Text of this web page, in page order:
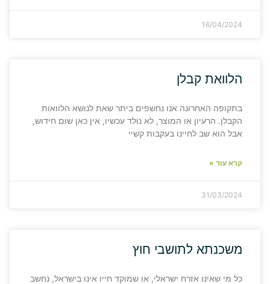
16/04/2024
הלוואת קבלן
בתקופה האחרונה אנו נחשפים ביתר שאת לנושא הלוואות
הקבלן. הרעיון או המוצר, לא נולד עכשיו, אין כאן שום חידוש,
אבל הוא שב לחיינו בעקבות קשיי
קרא עוד »
31/03/2024
משכנתא לתושבי חוץ
כל מי שאינו אזרח ישראלי, או שמוקד חייו אינו בישראל, נחשב